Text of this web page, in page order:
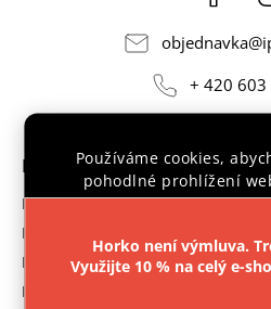
Používáme cookies,
pohodlné prohlížení
provozu webu neustále
Horko není výmluva.
Využijte 10 % na celý e-
objednavka@
+ 420
INFORMACE PRO VÁS
Kontakty
Prodejna
Doprava a platba
Ippon gym